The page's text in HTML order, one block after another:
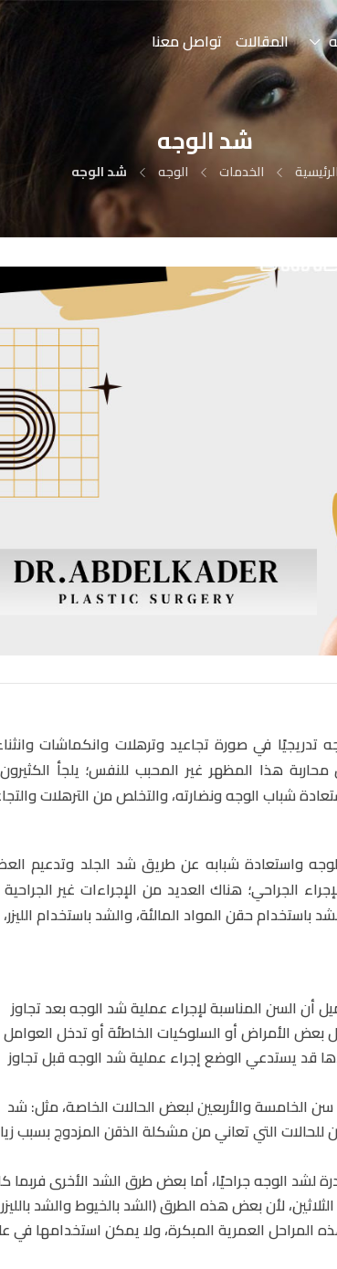
المقالات تواصل معنا
شد الوجه
الرئيسية الخدمات الوجه شد الوجه
تدريجيًا في صورة تجاعيد وترهلات وانكماشات
هذا المظهر غير المحبب للنفس؛ يلجأ
شباب الوجه ونضارته، والتخلص من الترهلات
واستعادة شبابه عن طريق شد الجلد وتدعيم
الجراحي؛ هناك العديد من الإجراءات غير الجراحية
حقن المواد المالئة، والشد باستخدام الليزر،
أن السن المناسبة لإجراء عملية شد الوجه بعد تجاوز
بعض الأمراض أو السلوكيات الخاطئة أو تدخل العوامل
قد يستدعي الوضع إجراء عملية شد الوجه قبل تجاوز
الخامسة والأربعين لبعض الحالات الخاصة، مثل: شد
التي تعاني من مشكلة الذقن المزدوج بسبب
لشد الوجه جراحيًا، أما بعض طرق الشد الأخرى فربما
لأن بعض هذه الطرق (الشد بالخيوط والشد بالليزر
المراحل العمرية المبكرة، ولا يمكن استخدامها في